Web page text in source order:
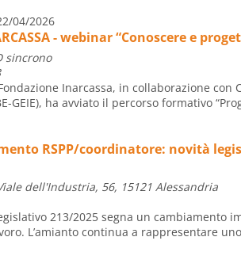
04/2026
- webinar “Conoscere e
sincrono
Inarcassa, in collaborazione con
GEIE), ha avviato il percorso formativo
RSPP/coordinatore: novità
dell'Industria, 56, 15121 Alessandria
213/2025 segna un cambiamento
L’amianto continua a rappresentare